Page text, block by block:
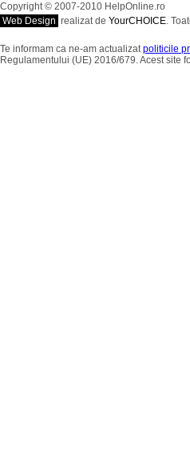
Copyright © 2007-2010 HelpOnline.ro
Web Design realizat de YourCHOICE.
Te informam ca ne-am actualizatpoliticile
Regulamentului (UE) 2016/679. Acest site